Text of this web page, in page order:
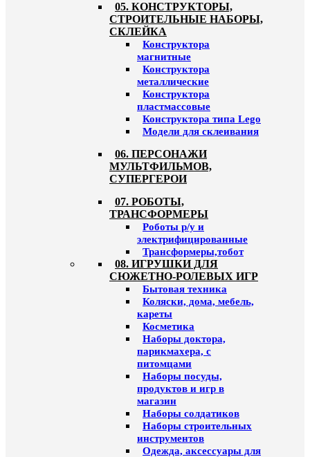
05. КОНСТРУКТОРЫ,
СТРОИТЕЛЬНЫЕ НАБОРЫ,
СКЛЕЙКА
Конструктора
магнитные
Конструктора
металлические
Конструктора
пластмассовые
Конструктора типа Lego
Модели для склеивания
06. ПЕРСОНАЖИ
МУЛЬТФИЛЬМОВ,
СУПЕРГЕРОИ
07. РОБОТЫ,
ТРАНСФОРМЕРЫ
Роботы р/у и
электрифицированные
Трансформеры,тобот
08. ИГРУШКИ ДЛЯ
СЮЖЕТНО-РОЛЕВЫХ ИГР
Бытовая техника
Коляски, дома, мебель,
кареты
Косметика
Наборы доктора,
парикмахера, с
питомцами
Наборы посуды,
продуктов и игр в
магазин
Наборы солдатиков
Наборы строительных
инструментов
Одежда, аксессуары для